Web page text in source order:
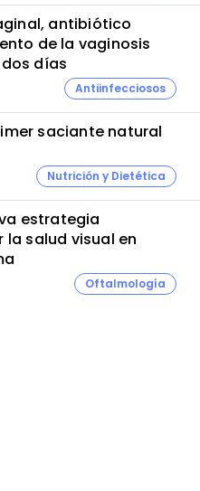
antibiótico
de la vaginosis
días
Antiinfecciosos
saciante natural
Nutrición y Dietética
estrategia
salud visual en
Oftalmología